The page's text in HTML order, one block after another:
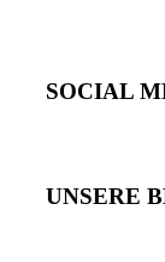
SOCIAL
UNSERE